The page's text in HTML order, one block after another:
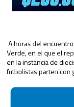
A horas del
Verde, en el que el
en la instancia de
futbolistas parten con